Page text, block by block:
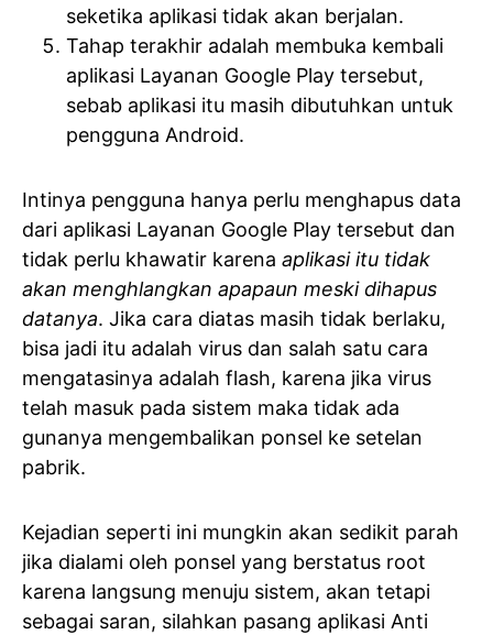
seketika aplikasi tidak akan berjalan.
Tahap terakhir adalah membuka kembali
aplikasi Layanan Google Play tersebut,
sebab aplikasi itu masih dibutuhkan untuk
pengguna Android.
Intinya pengguna hanya perlu menghapus data
dari aplikasi Layanan Google Play tersebut dan
tidak perlu khawatir karena aplikasi itu tidak
akan menghlangkan apapaun meski dihapus
datanya. Jika cara diatas masih tidak berlaku,
bisa jadi itu adalah virus dan salah satu cara
mengatasinya adalah flash, karena jika virus
telah masuk pada sistem maka tidak ada
gunanya mengembalikan ponsel ke setelan
pabrik.
Kejadian seperti ini mungkin akan sedikit parah
jika dialami oleh ponsel yang berstatus root
karena langsung menuju sistem, akan tetapi
sebagai saran, silahkan pasang aplikasi Anti